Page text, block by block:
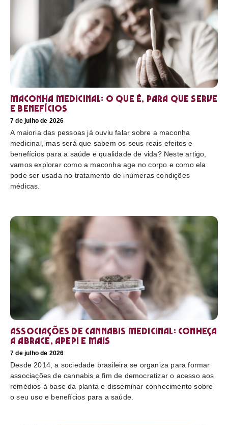
Maconha medicinal: O que é, para que serve
e benefícios
7 de julho de 2026
A maioria das pessoas já ouviu falar sobre a maconha
medicinal, mas será que sabem os seus reais efeitos e
benefícios para a saúde e qualidade de vida? Neste artigo,
vamos explorar como a maconha age no corpo e como ela
pode ser usada no tratamento de inúmeras condições
médicas.
Associações de cannabis medicinal: conheça
a Abrace, Apepi e mais
7 de julho de 2026
Desde 2014, a sociedade brasileira se organiza para formar
associações de cannabis a fim de democratizar o acesso aos
remédios à base da planta e disseminar conhecimento sobre
o seu uso e benefícios para a saúde.